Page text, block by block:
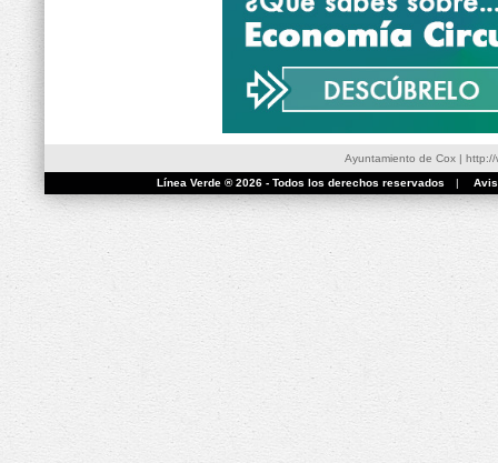
Ayuntamiento de Cox| http://
Línea Verde ® 2026 - Todos los derechos reservados
|